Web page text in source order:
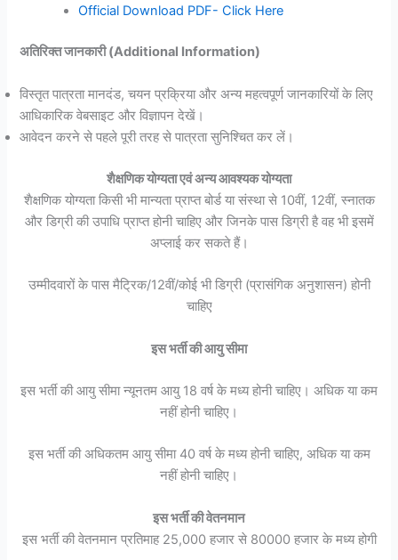
Official Download PDF- Click Here
अतिरिक्त जानकारी (Additional Information)
विस्तृत पात्रता मानदंड, चयन प्रक्रिया और अन्य महत्वपूर्ण जानकारियों के लिए
आधिकारिक वेबसाइट और विज्ञापन देखें।
आवेदन करने से पहले पूरी तरह से पात्रता सुनिश्चित कर लें।
शैक्षणिक योग्यता एवं अन्य आवश्यक योग्यता
शैक्षणिक योग्यता किसी भी मान्यता प्राप्त बोर्ड या संस्था से 10वीं, 12वीं, स्नातक
और डिग्री की उपाधि प्राप्त होनी चाहिए और जिनके पास डिग्री है वह भी इसमें
अप्लाई कर सकते हैं।
उम्मीदवारों के पास मैट्रिक/12वीं/कोई भी डिग्री (प्रासंगिक अनुशासन) होनी
चाहिए
इस भर्ती की आयु सीमा
इस भर्ती की आयु सीमा न्यूनतम आयु 18 वर्ष के मध्य होनी चाहिए। अधिक या कम
नहीं होनी चाहिए।
इस भर्ती की अधिकतम आयु सीमा 40 वर्ष के मध्य होनी चाहिए, अधिक या कम
नहीं होनी चाहिए।
इस भर्ती की वेतनमान
इस भर्ती की वेतनमान प्रतिमाह 25,000 हजार से 80000 हजार के मध्य होगी